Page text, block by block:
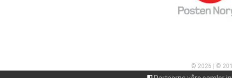
© 2026 | ©